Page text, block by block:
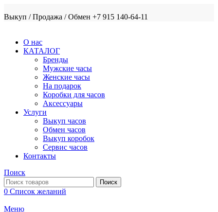
Выкуп / Продажа / Обмен +7 915 140-64-11
О нас
КАТАЛОГ
Бренды
Мужские часы
Женские часы
На подарок
Коробки для часов
Аксессуары
Услуги
Выкуп часов
Обмен часов
Выкуп коробок
Сервис часов
Контакты
Поиск
Поиск
0 Список желаний
Меню